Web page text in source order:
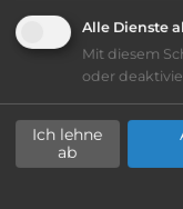
bis 10,- Euro
Lage:
Alle Dienste
Mit diesem
oder
Ich lehne
ab